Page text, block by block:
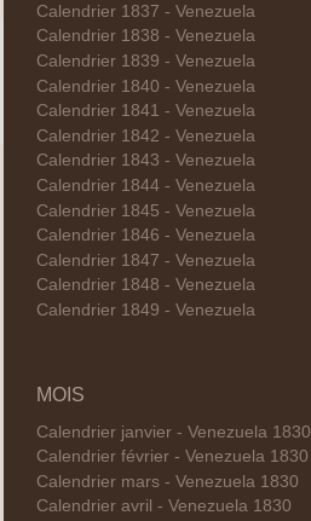
Calendrier 1837 - Venezuela
Calendrier 1838 - Venezuela
Calendrier 1839 - Venezuela
Calendrier 1840 - Venezuela
Calendrier 1841 - Venezuela
Calendrier 1842 - Venezuela
Calendrier 1843 - Venezuela
Calendrier 1844 - Venezuela
Calendrier 1845 - Venezuela
Calendrier 1846 - Venezuela
Calendrier 1847 - Venezuela
Calendrier 1848 - Venezuela
Calendrier 1849 - Venezuela
MOIS
Calendrier janvier - Venezuela 1830
Calendrier février - Venezuela 1830
Calendrier mars - Venezuela 1830
Calendrier avril - Venezuela 1830